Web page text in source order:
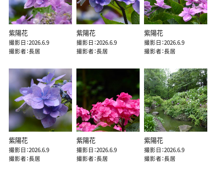
紫陽花
撮影日：2026.6.9
撮影者：長居
紫陽花
撮影日：2026.6.9
撮影者：長居
紫陽花
撮影日：2026.6.9
撮影者：長居
紫陽花
撮影日：2026.6.9
撮影者：長居
紫陽花
撮影日：2026.6.9
撮影者：長居
紫陽花
撮影日：2026.6.9
撮影者：長居